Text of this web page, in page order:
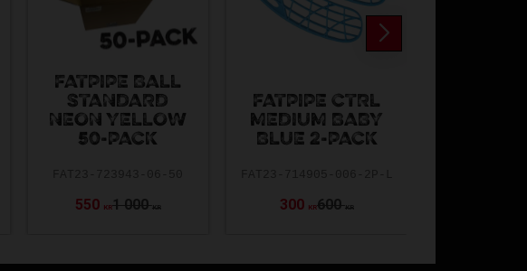
FATPIPE BALL
STANDARD
NEON YELLOW
50-PACK
550 KR1 000 KR
FATPIPE CTRL
MEDIUM BABY
BLUE 2-PACK
300 KR600 KR